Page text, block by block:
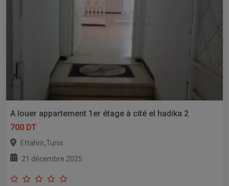
A louer appartement 1er étage à cité el hadika 2
700 DT
Ettahrir,Tunis
21 décembre 2025